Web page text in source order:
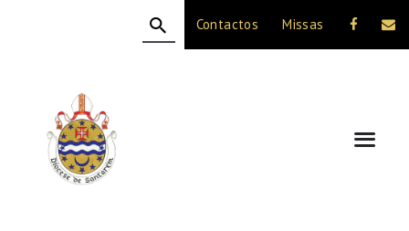
Contactos Missas
A DIOCESE
CELEBRAÇÃO
VIDA CRISTÃ
NOTÍCIAS